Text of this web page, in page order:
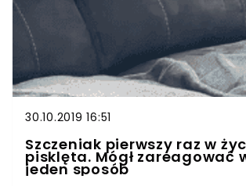
30.10.2019 16:51
Szczeniak pierwszy raz w
pisklęta. Mógł zareagować
jeden sposób